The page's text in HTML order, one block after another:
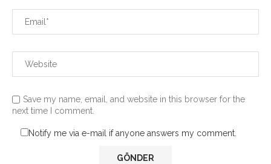
Save my name, email, and website in this browser for the
next time I comment.
Notify me via e-mail if anyone answers my comment.